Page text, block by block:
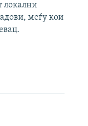
локални
меѓу кои